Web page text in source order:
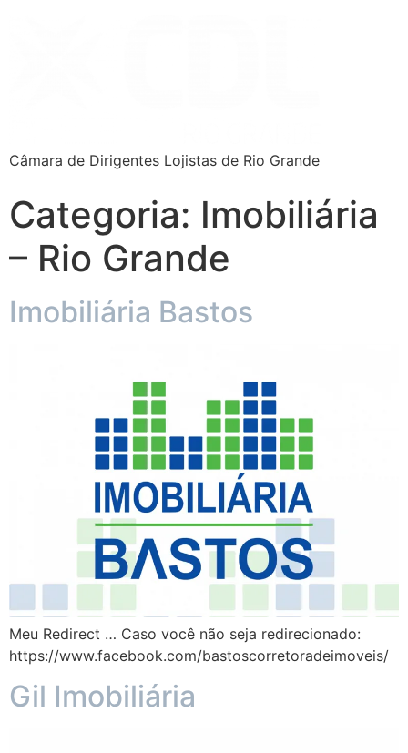
Câmara de Dirigentes Lojistas de Rio Grande
Categoria: Imobiliária
– Rio Grande
Imobiliária Bastos
Meu Redirect … Caso você não seja redirecionado:
https://www.facebook.com/bastoscorretoradeimoveis/
Gil Imobiliária